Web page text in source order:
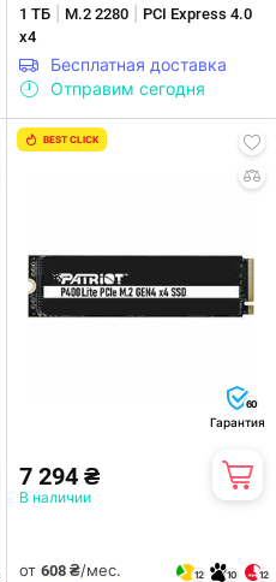
1 ТБ M.2 2280
PCI Express 4.0
x4
Бесплатная доставка
Отправим сегодня
BEST CLICK
60
Гарантия
7 294 ₴
В наличии
от 608 ₴/мес. 12 10 12